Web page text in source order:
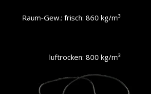
Raum-Gew.: frisch: 860 kg/m³
luftrocken: 800 kg/m³